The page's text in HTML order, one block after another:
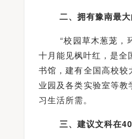
二、 拥有豫南最
“校园草木葱茏，环
十月能见枫叶红，是全
书馆，建有全国高校
业园及各类实验室等
习生活所需。
三、 建议文科在